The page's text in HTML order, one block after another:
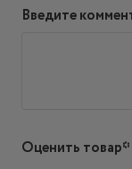
Введите
Оценить товар*